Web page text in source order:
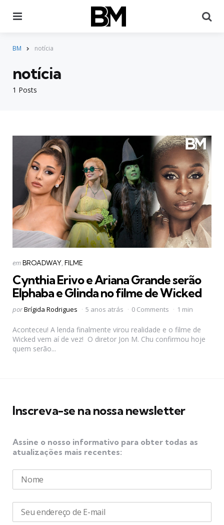
BM notícia
1 Posts
notícia
Categorias
Postado
emBROADWAY FILME
Cynthia Erivo e Ariana Grande serão
Elphaba e Glinda no filme de Wicked
Postado
porBrígida Rodrigues 5 anos atrás 0 Comments 1 min
Aconteceu! A lenda finalmente virou realidade e o filme de
Wicked vem aí de vez! O diretor Jon M. Chu confirmou hoje
quem serão...
Inscreva-se na nossa newsletter
Assine o nosso informativo para obter todas as
atualizações mais recentes: